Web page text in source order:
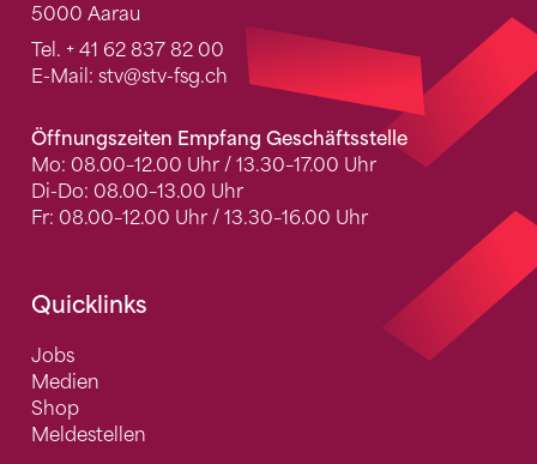
5000 Aarau
Tel. + 41 62 837 82 00
E-Mail: stv@stv-fsg.ch
Öffnungszeiten Empfang Geschäftsstelle
Mo: 08.00–12.00 Uhr / 13.30–17.00 Uhr
Di-Do: 08.00–13.00 Uhr
Fr: 08.00–12.00 Uhr / 13.30–16.00 Uhr
Quicklinks
Jobs
Medien
Shop
Meldestellen